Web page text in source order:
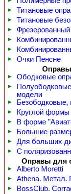
► Титановые
► Титановые
►
►
►
►
Очки Пенсне
► Ободковые
►
модели
► Безободковые,
► Круглой формы
► В форме
► Большие
► Для больших
►
С
Оправы для
► Alberto Moretti
► Athena. Метал.
►
BossClub.